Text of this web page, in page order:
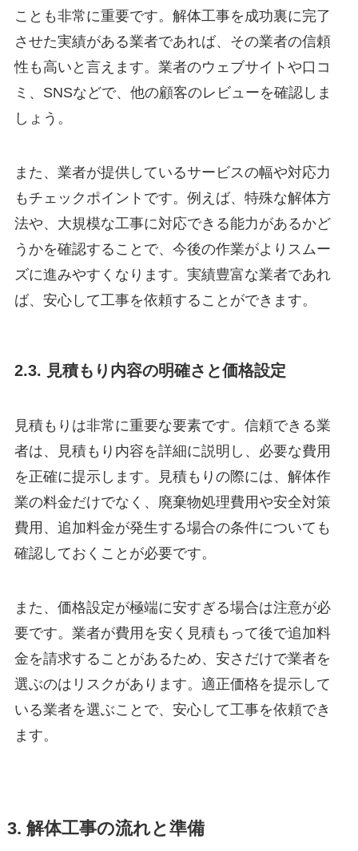
ことも非常に重要です。解体工事を成功裏に完了
させた実績がある業者であれば、その業者の信頼
性も高いと言えます。業者のウェブサイトや口コ
ミ、SNSなどで、他の顧客のレビューを確認しま
しょう。
また、業者が提供しているサービスの幅や対応力
もチェックポイントです。例えば、特殊な解体方
法や、大規模な工事に対応できる能力があるかど
うかを確認することで、今後の作業がよりスムー
ズに進みやすくなります。実績豊富な業者であれ
ば、安心して工事を依頼することができます。
2.3. 見積もり内容の明確さと価格設定
見積もりは非常に重要な要素です。信頼できる業
者は、見積もり内容を詳細に説明し、必要な費用
を正確に提示します。見積もりの際には、解体作
業の料金だけでなく、廃棄物処理費用や安全対策
費用、追加料金が発生する場合の条件についても
確認しておくことが必要です。
また、価格設定が極端に安すぎる場合は注意が必
要です。業者が費用を安く見積もって後で追加料
金を請求することがあるため、安さだけで業者を
選ぶのはリスクがあります。適正価格を提示して
いる業者を選ぶことで、安心して工事を依頼でき
ます。
3. 解体工事の流れと準備